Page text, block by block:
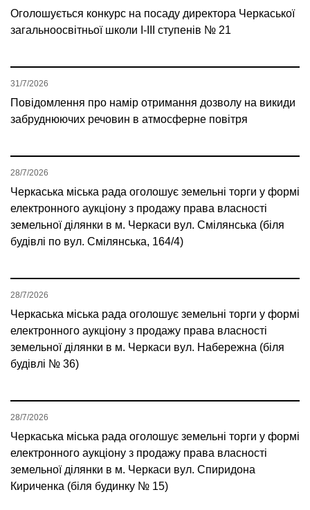
Оголошується конкурс на посаду директора Черкаської
загальноосвітньої школи І-ІІІ ступенів № 21
Повідомлення про намір отримання дозволу на викиди
забруднюючих речовин в атмосферне повітря
31/7/2026
Черкаська міська рада оголошує земельні торги у формі
електронного аукціону з продажу права власності
земельної ділянки в м. Черкаси вул. Смілянська (біля
будівлі по вул. Смілянська, 164/4)
28/7/2026
Черкаська міська рада оголошує земельні торги у формі
електронного аукціону з продажу права власності
земельної ділянки в м. Черкаси вул. Набережна (біля
будівлі № 36)
28/7/2026
Черкаська міська рада оголошує земельні торги у формі
електронного аукціону з продажу права власності
земельної ділянки в м. Черкаси вул. Спиридона
Кириченка (біля будинку № 15)
28/7/2026